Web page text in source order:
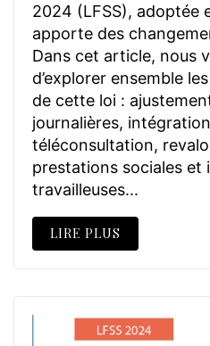
2024 (LFSS), adoptée
apporte des
Dans cet article, nous
d’explorer ensemble
de cette loi :
journalières,
téléconsultation,
prestations sociales et
travailleuses...
LIRE PLUS